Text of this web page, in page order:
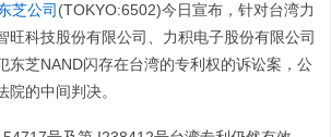
芝公司 (TOKYO:6502)今日宣布，针对台湾力
旺科技股份有限公司、力积电子股份有限公司
东芝NAND闪存在台湾的专利权的诉讼案，公
的中间判决。